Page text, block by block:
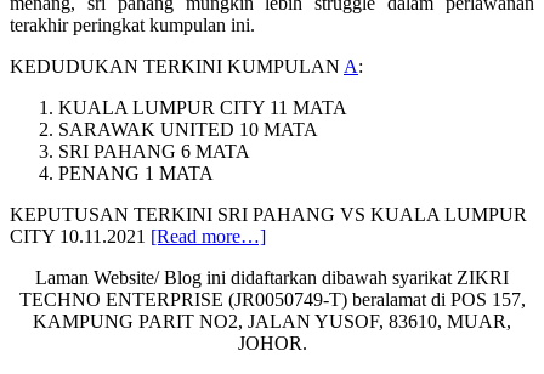
terakhir peringkat kumpulan ini.
KEDUDUKAN TERKINI KUMPULAN A:
KUALA LUMPUR CITY 11 MATA
SARAWAK UNITED 10 MATA
SRI PAHANG 6 MATA
PENANG 1 MATA
KEPUTUSAN TERKINI SRI PAHANG VS KUALA LUMPUR
CITY 10.11.2021 [Read more…]about
STREAMING
SRI
PAHANG
VS
Laman Website/ Blog ini didaftarkan dibawah syarikat ZIKRI
TECHNO ENTERPRISE (JR0050749-T) beralamat di POS 157,
KAMPUNG PARIT NO2, JALAN YUSOF, 83610, MUAR,
JOHOR.